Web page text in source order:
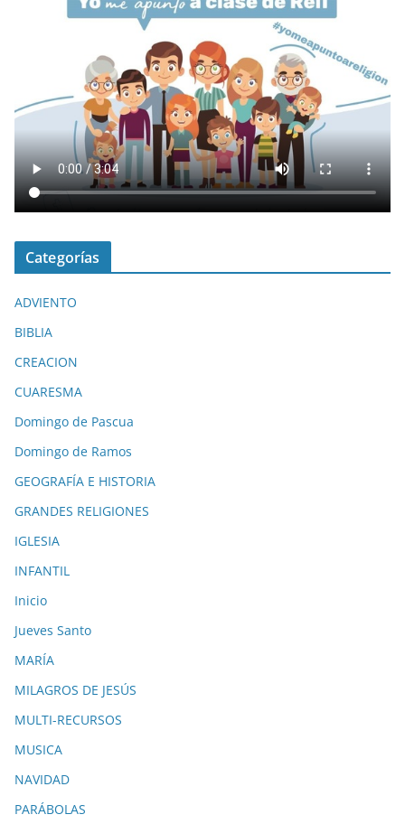
Categorías
ADVIENTO
BIBLIA
CREACION
CUARESMA
Domingo de Pascua
Domingo de Ramos
GEOGRAFÍA E HISTORIA
GRANDES RELIGIONES
IGLESIA
INFANTIL
Inicio
Jueves Santo
MARÍA
MILAGROS DE JESÚS
MULTI-RECURSOS
MUSICA
NAVIDAD
PARÁBOLAS